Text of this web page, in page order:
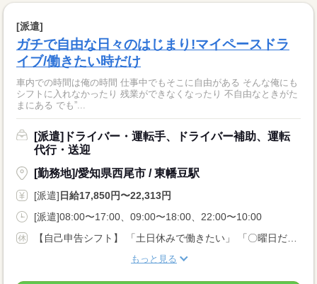
[派遣]
ガチで自由な日々のはじまり!マイペースドラ
イブ/働きたい時だけ
車内での時間は俺の時間 仕事中でもそこに自由がある そんな俺にも
シフトに入れなかったり 残業ができなくなったり 不自由なときがた
まにある でも”...
[派遣]ドライバー・運転手、ドライバー補助、運転
代行・送迎
[勤務地]/愛知県西尾市 / 東幡豆駅
[派遣] 日給17,850円〜22,313円
[派遣]08:00〜17:00、09:00〜18:00、22:00〜10:00
【自己申告シフト】 「土日休みで働きたい」 「〇曜日だけ働きたい」 働きたい日は事前に選べます。 お休み希望の曜日・時間についても 面談の際に教えてくださいね。 ※こちらは中型以上のお仕事の例です
もっと見る